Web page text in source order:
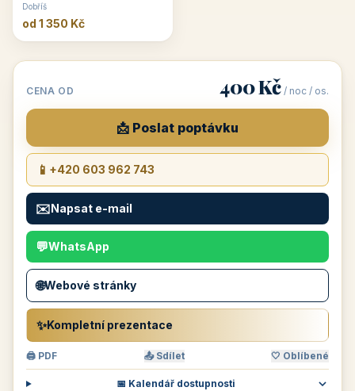
Dobříš
od 1 350 Kč
CENA OD 400 Kč / noc / os.
📩 Poslat poptávku
📱 +420 603 962 743
✉️Napsat e-mail
💬WhatsApp
🌐Webové stránky
✨Kompletní prezentace
🖨 PDF 📤 Sdílet 🤍 Oblíbené
📅 Kalendář dostupnosti